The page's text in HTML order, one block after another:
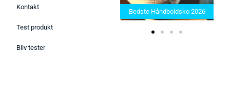
Kontakt
Test produkt
Bliv tester
Bedste Saunatæppe 2025 –
Find de bedste produkter her!
Bedste Håndboldsko 2026